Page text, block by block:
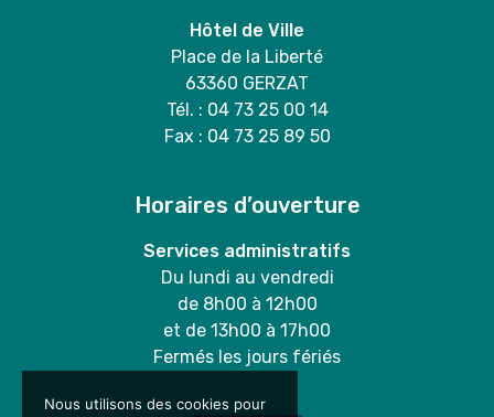
Hôtel de Ville
Place de la Liberté
63360 GERZAT
Tél. : 04 73 25 00 14
Fax : 04 73 25 89 50
Horaires d’ouverture
Services administratifs
Du lundi au vendredi
de 8h00 à 12h00
et de 13h00 à 17h00
Fermés les jours fériés
Nous utilisons des cookies pour